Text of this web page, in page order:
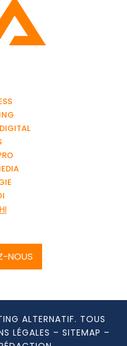
NOUS
ALTERNATIF. TOUS
LÉGALES – SITEMAP –